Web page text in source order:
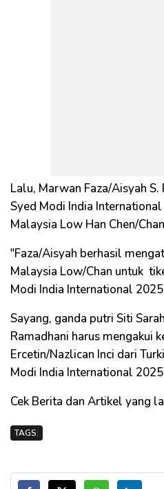
Lalu, Marwan Faza/Aisyah
Syed Modi India
Malaysia Low Han Chen/
"Faza/Aisyah berhasil
Malaysia Low/Chan untuk
Modi India International
Sayang, ganda putri Siti
Ramadhani harus mengakui
Ercetin/Nazlican Inci dari
Modi India International
Cek Berita dan Artikel yang
TAGS: